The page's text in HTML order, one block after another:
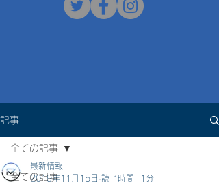
記事
全ての記事
全ての記事
最新情報
2019年11月15日 読了時間: 1分